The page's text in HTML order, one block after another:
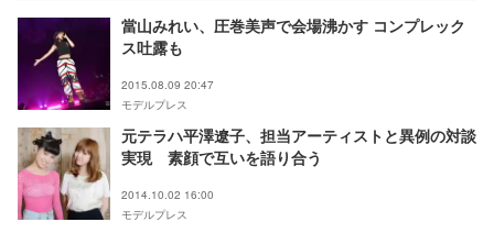
當山みれい、圧巻美声で会場沸かす コンプレック
ス吐露も
2015.08.09 20:47
モデルプレス
元テラハ平澤遼子、担当アーティストと異例の対談
実現 素顔で互いを語り合う
2014.10.02 16:00
モデルプレス